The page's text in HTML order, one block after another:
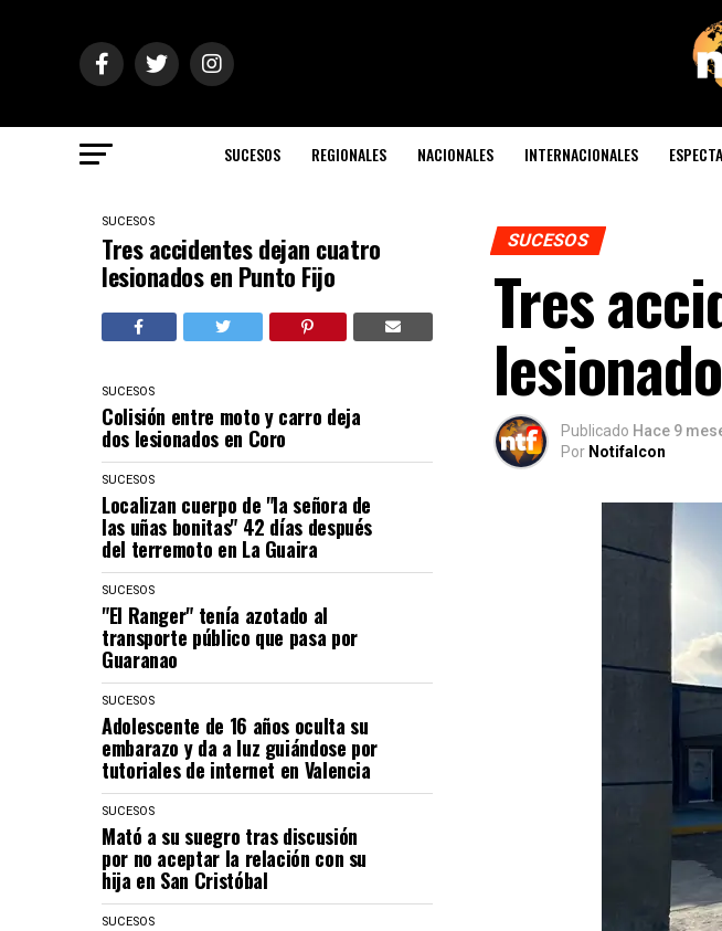
SUCESOS REGIONALES NACIONALES INTERNACIONALES
SUCESOS
Tres accidentes dejan cuatro
lesionados en Punto Fijo
SUCESOS
Colisión entre moto y carro deja
dos lesionados en Coro
SUCESOS
Localizan cuerpo de "la señora de
las uñas bonitas" 42 días después
del terremoto en La Guaira
SUCESOS
"El Ranger" tenía azotado al
transporte público que pasa por
Guaranao
SUCESOS
Adolescente de 16 años oculta su
embarazo y da a luz guiándose por
tutoriales de internet en Valencia
SUCESOS
Mató a su suegro tras discusión
por no aceptar la relación con su
hija en San Cristóbal
SUCESOS
SUCESOS
Tres
Publicado Hace 9
Por Notifalcon